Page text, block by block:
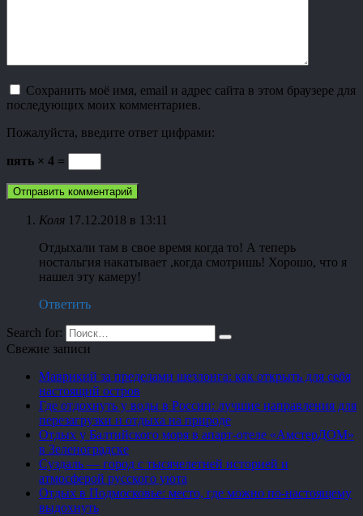
Сохранить моё имя, email и адрес сайта в этом браузере для
последующих моих комментариев.
Пожалуйста, введите ответ цифрами:
пять × 4 =
Коля 17.12.2018 в 13:11
Отдыхали там в свое время когда то! А теперь
ностальгия накатывает ,когда смотришь! Хорошо, что я
нашел эту камеру!
Ответить
Search for:
Свежие записи
Маврикий за пределами шезлонга: как открыть для себя
настоящий остров
Где отдохнуть у воды в России: лучшие направления для
перезагрузки и отдыха на природе
Отдых у Балтийского моря в апарт-отеле «АмстерДОМ»
в Зеленоградске
Суздаль — город с тысячелетней историей и
атмосферой русского уюта
Отдых в Подмосковье: место, где можно по-настоящему
выдохнуть